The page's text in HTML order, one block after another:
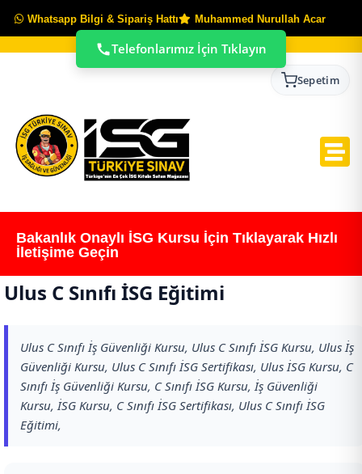
Whatsapp Bilgi & Sipariş Hattı Muhammed Nurullah Acar
Sepetim
Bakanlık Onaylı İSG Kursu İçin Tıklayarak Hızlı
İletişime Geçin
Ulus C Sınıfı İSG Eğitimi
Ulus C Sınıfı İş Güvenliği Kursu, Ulus C Sınıfı İSG Kursu, Ulus İş
Güvenliği Kursu, Ulus C Sınıfı İSG Sertifikası, Ulus İSG Kursu, C
Sınıfı İş Güvenliği Kursu, C Sınıfı İSG Kursu, İş Güvenliği
Kursu, İSG Kursu, C Sınıfı İSG Sertifikası, Ulus C Sınıfı İSG
Eğitimi,
Telefonlarımız İçin Tıklayın